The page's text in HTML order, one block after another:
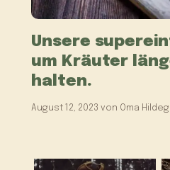
Unsere
um Kräuter
halten.
August 12, 2023 von Oma